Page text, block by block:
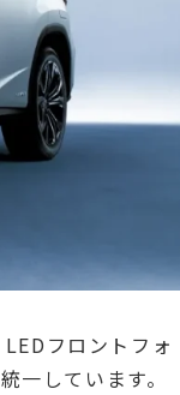
フロントフォ
一しています。